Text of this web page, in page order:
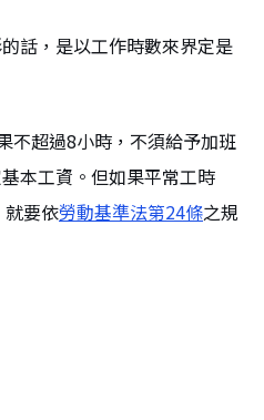
話，是以工作時數來界定是
不超過8小時，不須給予加班
本工資。但如果平常工時
就要依勞動基準法第24條之規